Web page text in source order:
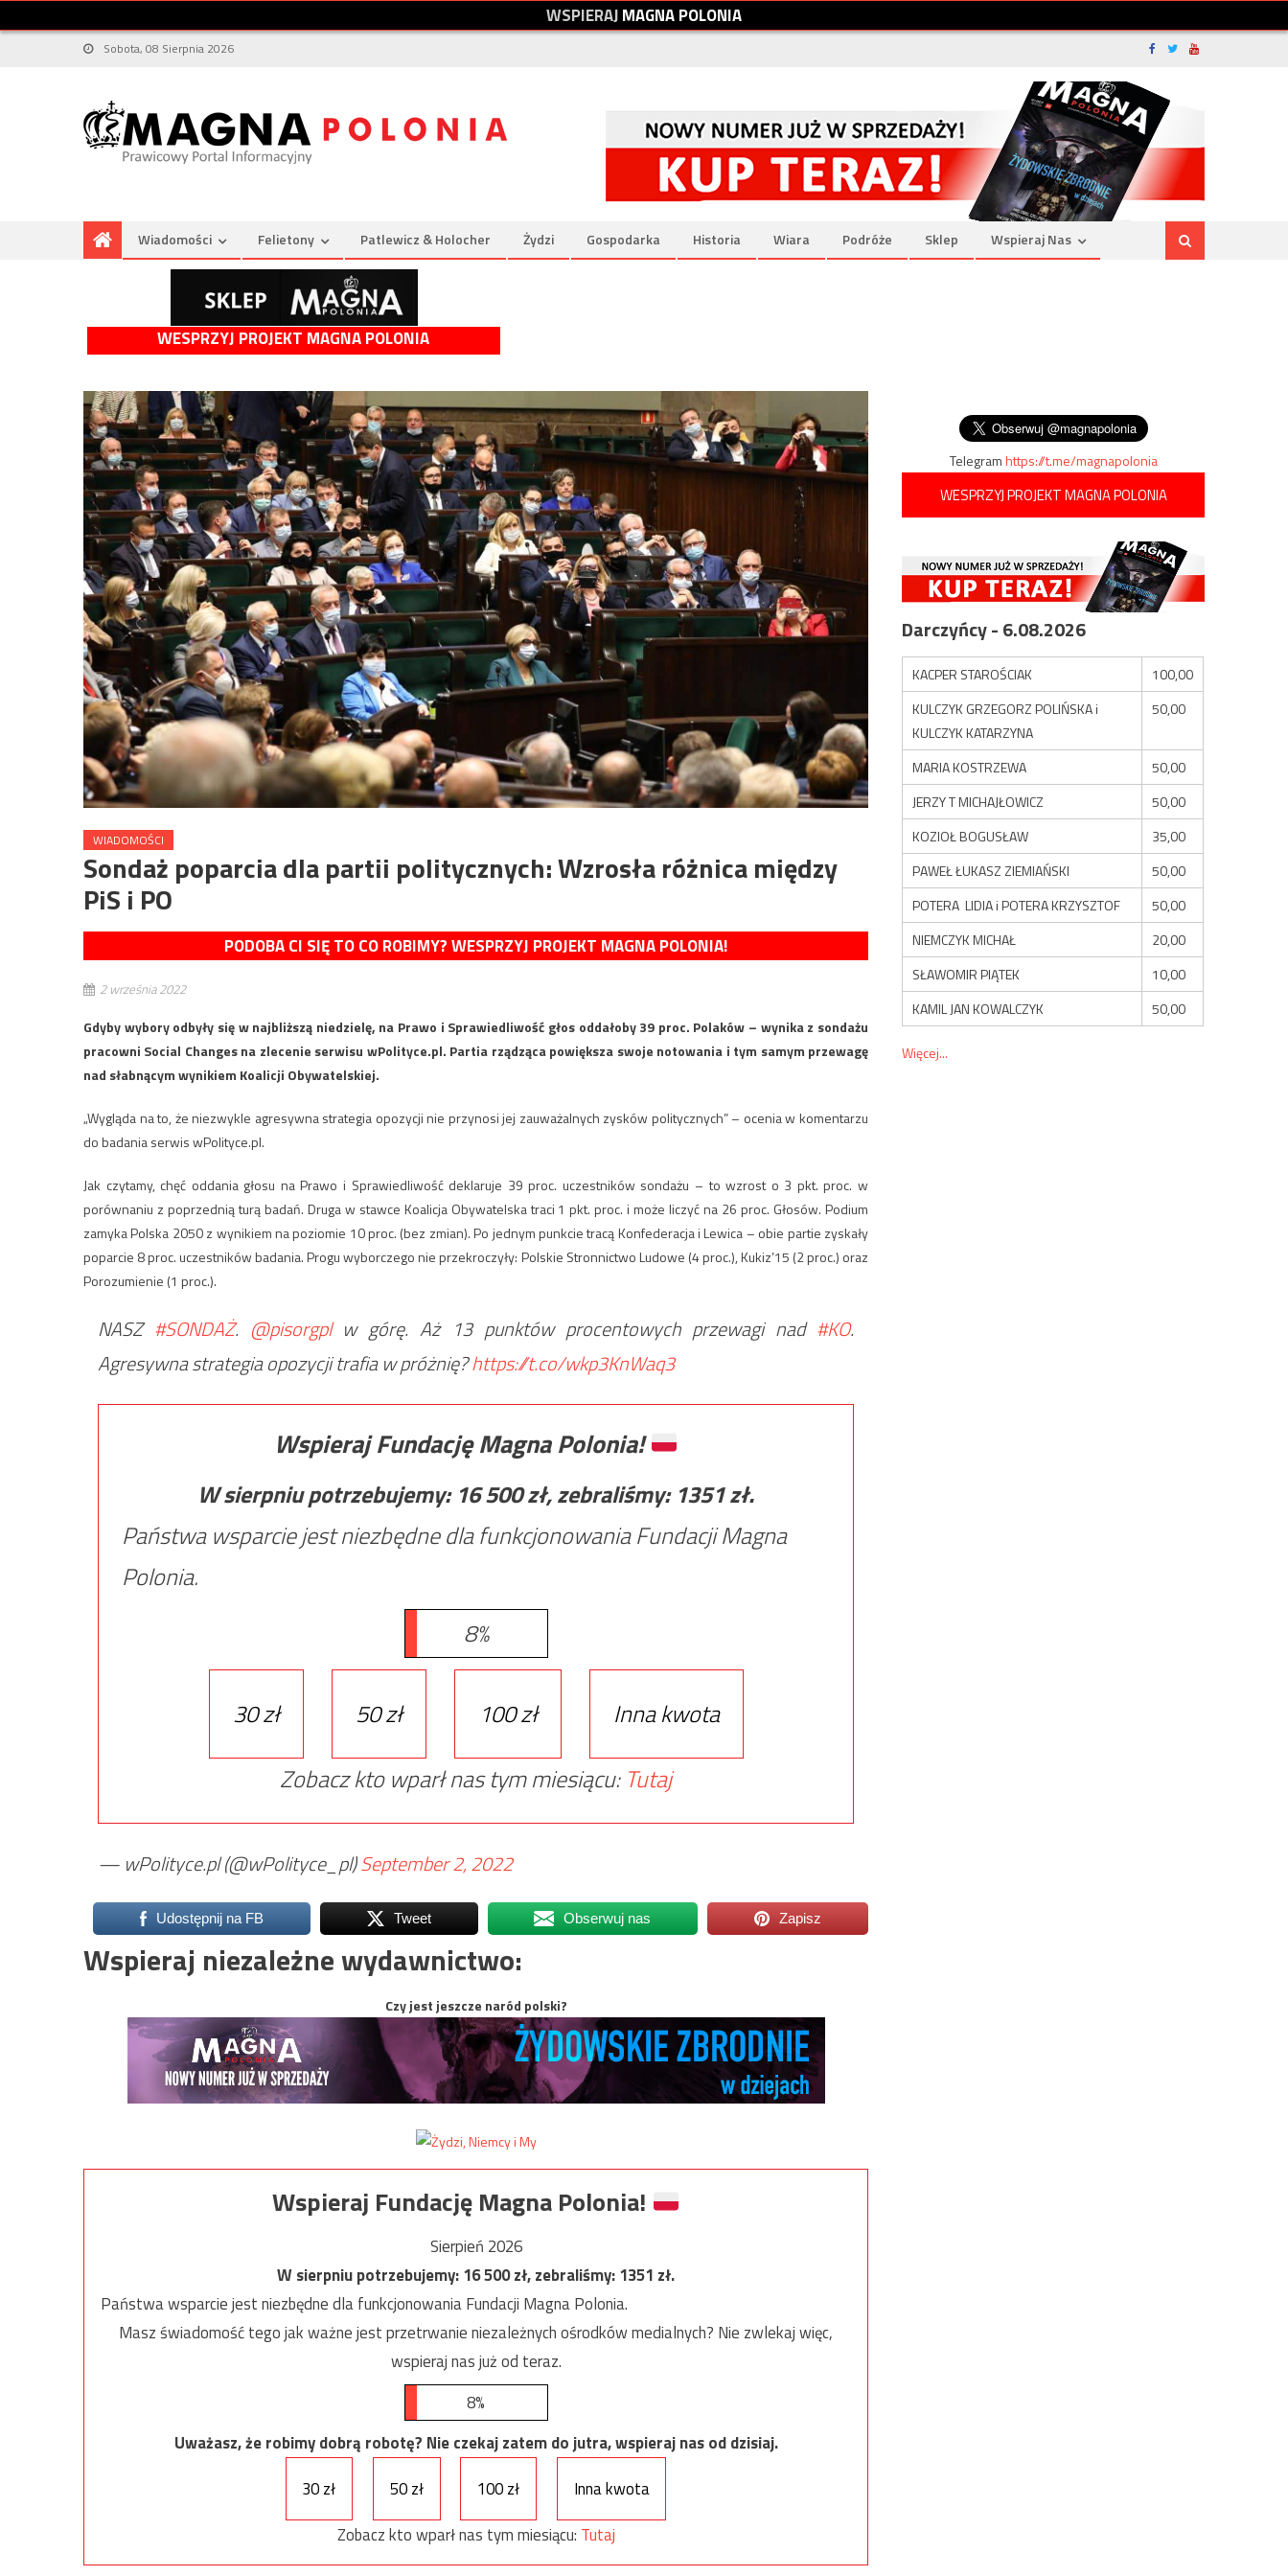
WSPIERAJMAGNAPOLONIA
Sobota, 08 Sierpnia 2026
Wiadomości Felietony Patlewicz & Holocher Żydzi Gospodarka Historia Wiara Podróże Sklep Wspieraj Nas
WESPRZYJ PROJEKT MAGNA POLONIA
WIADOMOŚCI
Sondaż poparcia dla partii politycznych: Wzrosła różnica między
PiS i PO
PODOBA CI SIĘ TO CO ROBIMY? WESPRZYJ PROJEKT MAGNA POLONIA!
2 września 2022
Gdyby wybory odbyły się w najbliższą niedzielę, na Prawo i Sprawiedliwość głos oddałoby 39 proc. Polaków – wynika z sondażu
pracowni Social Changes na zlecenie serwisu wPolityce.pl. Partia rządząca powiększa swoje notowania i tym samym przewagę
nad słabnącym wynikiem Koalicji Obywatelskiej.
„Wygląda na to, że niezwykle agresywna strategia opozycji nie przynosi jej zauważalnych zysków politycznych” – ocenia w komentarzu
do badania serwis wPolityce.pl.
Jak czytamy, chęć oddania głosu na Prawo i Sprawiedliwość deklaruje 39 proc. uczestników sondażu – to wzrost o 3 pkt. proc. w
porównaniu z poprzednią turą badań. Druga w stawce Koalicja Obywatelska traci 1 pkt. proc. i może liczyć na 26 proc. Głosów. Podium
zamyka Polska 2050 z wynikiem na poziomie 10 proc. (bez zmian). Po jednym punkcie tracą Konfederacja i Lewica – obie partie zyskały
poparcie 8 proc. uczestników badania. Progu wyborczego nie przekroczyły: Polskie Stronnictwo Ludowe (4 proc.), Kukiz’15 (2 proc.) oraz
Porozumienie (1 proc.).
NASZ #SONDAŻ. @pisorgplw górę. Aż 13 punktów procentowych przewagi nad #KO.
Agresywna strategia opozycji trafia w próżnię?https://t.co/wkp3KnWaq3
Wspieraj Fundację Magna Polonia!
W sierpniu potrzebujemy: 16 500zł, zebraliśmy: 1351zł.
Państwa wsparcie jest niezbędne dla funkcjonowania Fundacji Magna
Polonia.
8%
30 zł 50 zł 100 zł
Inna kwota
Zobacz kto wparł nas tym miesiącu: Tutaj
— wPolityce.pl (@wPolityce_pl)September 2, 2022
Udostępnij na FB Tweet Obserwuj nas Zapisz
Wspieraj niezależne wydawnictwo:
Czy jest jeszcze naród polski?
Wspieraj Fundację Magna Polonia!
Sierpień 2026
W sierpniu potrzebujemy:16 500zł, zebraliśmy:1351 zł.
Państwa wsparcie jest niezbędne dla funkcjonowania Fundacji Magna Polonia.
Masz świadomość tego jak ważne jest przetrwanie niezależnych ośrodków medialnych? Nie zwlekaj więc,
wspieraj nas już od teraz.
8%
Uważasz, że robimy dobrą robotę? Nie czekaj zatem do jutra, wspieraj nas od dzisiaj.
30 zł
50 zł 100 zł
Inna kwota
Zobacz kto wparł nas tym miesiącu: Tutaj
Telegramhttps://t.me/magnapolonia
WESPRZYJ PROJEKT MAGNA POLONIA
Darczyńcy - 6.08.2026
KACPER STAROŚCIAK
100,00
KULCZYK GRZEGORZ POLIŃSKA i
KULCZYK KATARZYNA
50,00
MARIA KOSTRZEWA
50,00
JERZY T MICHAJŁOWICZ
50,00
KOZIOŁ BOGUSŁAW
35,00
PAWEŁ ŁUKASZ ZIEMIAŃSKI
50,00
POTERA LIDIA i POTERA KRZYSZTOF
50,00
NIEMCZYK MICHAŁ
20,00
SŁAWOMIR PIĄTEK
10,00
KAMIL JAN KOWALCZYK
50,00
Więcej...